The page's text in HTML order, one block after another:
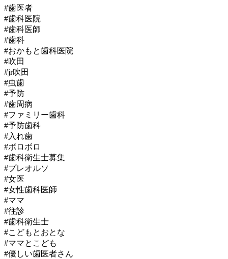
#歯医者
#歯科医院
#歯科医師
#歯科
#おかもと歯科医院
#吹田
#jr吹田
#虫歯
#予防
#歯周病
#ファミリー歯科
#予防歯科
#入れ歯
#ボロボロ
#歯科衛生士募集
#プレオルソ
#女医
#女性歯科医師
#ママ
#往診
#歯科衛生士
#こどもとおとな
#ママとこども
#優しい歯医者さん